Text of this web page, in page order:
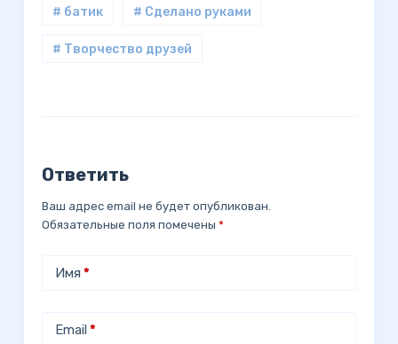
# батик # Сделано руками
# Творчество друзей
Ответить
Ваш адрес email не будет опубликован.
Обязательные поля помечены *
Имя *
Email*